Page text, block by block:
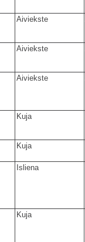
Aiviekste
Aiviekste
Aiviekste
Kuja
Kuja
Isliena
Kuja